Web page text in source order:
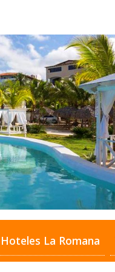
Hoteles La Romana